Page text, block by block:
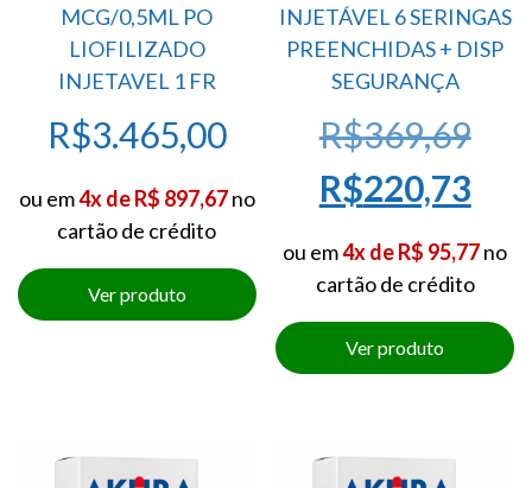
MCG/0,5ML PO
LIOFILIZADO
INJETAVEL 1 FR
R$3.465,00
ou em4x de R$ 897,67no
cartão de crédito
INJETÁVEL 6 SERINGAS
PREENCHIDAS + DISP
SEGURANÇA
R$369,69O
era:
R$220,73O
ou em4x de R$ 95,77no
cartão de crédito